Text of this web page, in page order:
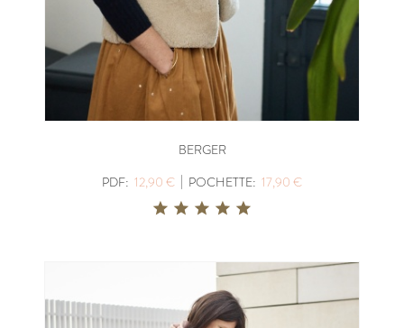
BERGER
PDF: 12,90 € | POCHETTE: 17,90 €